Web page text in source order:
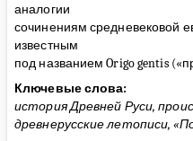
аналогии
сочинениям средневековой
известным
под названием Origo gentis
Ключевые слова:
история Древней Руси,
древнерусские летописи,